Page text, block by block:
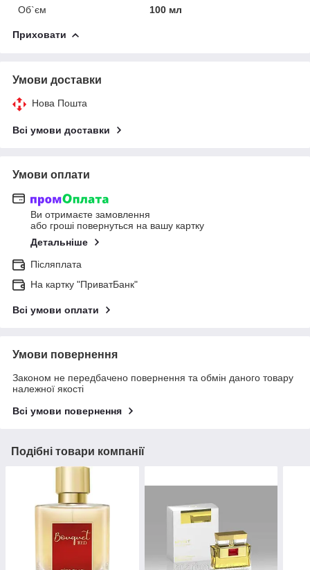
Об`єм
100 мл
Приховати
Умови доставки
Нова Пошта
Всі умови доставки
Умови оплати
Ви отримаєте замовлення
або гроші повернуться на вашу картку
Детальніше
Післяплата
На картку "ПриватБанк"
Всі умови оплати
Умови повернення
Законом не передбачено повернення та обмін даного товару
належної якості
Всі умови повернення
Подібні товари компанії